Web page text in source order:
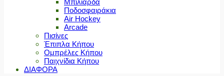
Μπιλιάρδα
Ποδοσφαιράκια
Air Hockey
Arcade
Πισίνες
Έπιπλα Κήπου
Ομπρέλες Κήπου
Παιχνίδια Κήπου
ΔΙΑΦΟΡΑ